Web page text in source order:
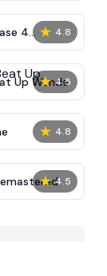
★ 4.8
4
★ 4.5
Up Wenda
★ 4.8
★ 4.5